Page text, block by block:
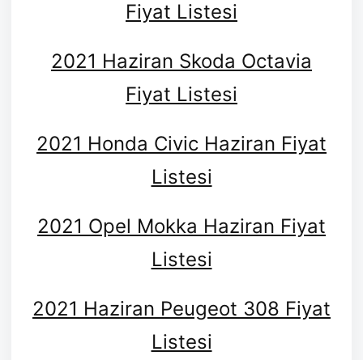
Fiyat Listesi
2021 Haziran Skoda Octavia
Fiyat Listesi
2021 Honda Civic Haziran Fiyat
Listesi
2021 Opel Mokka Haziran Fiyat
Listesi
2021 Haziran Peugeot 308 Fiyat
Listesi